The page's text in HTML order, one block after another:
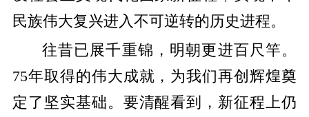
民族伟大复兴进入不可逆转的历史进程。
往昔已展千重锦，明朝更进百尺竿。
75年取得的伟大成就，为我们再创辉煌奠
定了坚实基础。要清醒看到，新征程上仍